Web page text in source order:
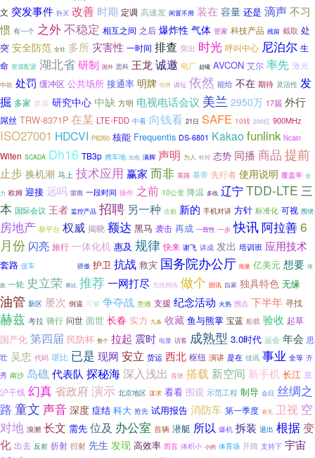
文 突发事件 扑灭 改善 时期 定调 高速发 闲置不用 装在 容量 还是 滴声不习
惯 有一个 之外不稳定 相互之间 之后 爆炸性 气体 管家 科技产品 残留 截取 处
突 安全防范 全社 多所 灾害性 一时间 排查 突出 时光 呼叫中心 尼泊尔 生
命 资源配置 湖北省研制 国外 思科 王龙 诚邀 电厂 赵曦 AVCON 艾尔 率先 激光
中吹 处罚 缓冲区 公共场所 接通率 明牌 暗牌 讲坛 依然 能给 不在 期待 灵活性 发
掘 多家 参展 研究中心 中缺 方明 电视电话会议 美兰 2950万 17届 外行
屌丝 TRW-8371P 在某 LTE-FDD 中看 向钱看 21日 SAFE 10转 200亿 900MHz
ISO27001 HDCVI P8260 核能 Frequentis DS-6801 Kakao funlink Ncast
Witen SCADA Dh16 TB3p 携车地 出色 满脚 声明 为人 针对 态势 同播 商品 提前
止步 换机潮 马上 技术应用 赢家 而非 英国 基带 先行者 使用说明 覆盖率 全
力 欧姆 迎接 远吗 雷雨 一段时间 操作 之前 10公里 降温 多线 辽宁TDD-LTE 三
本 国际会议 王者 监控产品 招聘 另一种 击败 新的 手机对讲 方针 标准化 可视 围绕
房地产 新平台 权威 揭晓 额达 黑马 袭击 再成 一致性 一步 快讯 阿拉善6
月份 闪亮 旅行 一体化机 惠及 规律 快来 谢飞 讲成 发出 培训班 应用技术
套路 促车 骄傲 护卫 抗战 救灾 国务院办公厅 能量 亿美元 想要 张
政 一轮 史立荣 将比 推荐一网打尽 无线网络 做个 朗讯 自家 独具特色 无缘
油管 新区 屡次 倒逼 可被 争夺战 患难 支援 纪念活动 火热 拐点 下半年 寻找
赫兹 考拉 骑行 问世 面世 长春 实力 九条 收藏 鱼与熊掌 宝蓝 船载 验收 起草
国产化 第四届 民防杯 整个 拉起 震时 电量 访客 成熟型 3.0时代 运会 年会 思
壮 吴忠 代码 堪比 已是 现网 安立 货运 西北 枢纽 演讲 是在 佳讯 事业 全等 齐
秀 南沙 岛礁代表队 探秘海深入浅出 首张 搭载 新空间 新手机 长江 京
沪干线 幻真 省政府 演示 北京地区 谋求 看看 围观 示范工程 制导 会日 丝绸之
路 童文 声音 深度 症结 科大 抢先 试用报告 消防车 第一季度 睿见 卫视 空
对地 浪潮 长文 需先 位及 办公室 首辆 潜艇 所以 爆机 拆装 退出 根据变
化 出去 反射 折射 衍射 先生 发现 高效率 而言 体积小 小的 体育场 开阔 支持下 宇宙